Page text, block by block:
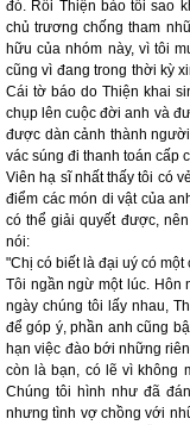
đó. Rồi Thiện bảo tôi sao
chủ trương chống tham
hữu của nhóm này, vì tôi
cũng vì đang trong thời kỳ
Cái tờ báo do Thiện khai
chụp lên cuộc đời anh và
được dàn cảnh thành
vác súng đi thanh toán cấp
Viên hạ sĩ nhất thấy tôi có
điểm các món di vật của
có thể giải quyết được,
nói:
"Chị có biết là đại uý có
Tôi ngần ngừ một lúc. Hôn
ngày chúng tôi lấy nhau,
để góp ý, phần anh cũng
hạn việc đào bới những
còn là bạn, có lẽ vì không
Chúng tôi hình như đã
nhưng tình vợ chồng với